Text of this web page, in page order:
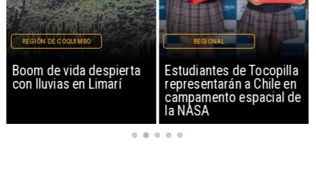
Boom de vida despierta
con lluvias en Limarí
REGIÓN DE COQUIMBO
Estudiantes de Tocopilla
representarán a Chile en
campamento espacial de
la NASA
REGIONAL